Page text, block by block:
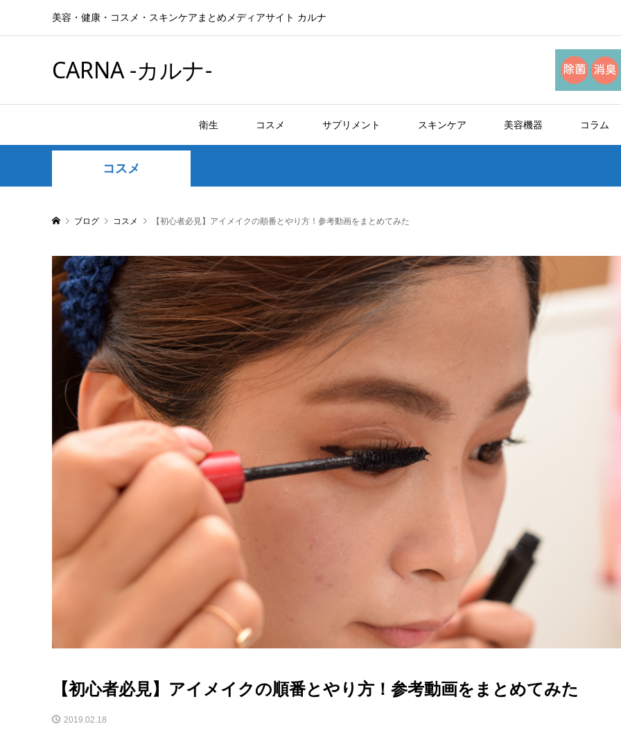
美容・健康・コスメ・スキンケアまとめメディアサイト カルナ
CARNA -カルナ-
衛生 コスメ サプリメント スキンケア 美容機器 コラム
コスメ
ブログ コスメ 【初心者必見】アイメイクの順番とやり方！参考動画をまとめてみた
【初心者必見】アイメイクの順番とやり方！参考動画をまとめてみた
2019.02.18